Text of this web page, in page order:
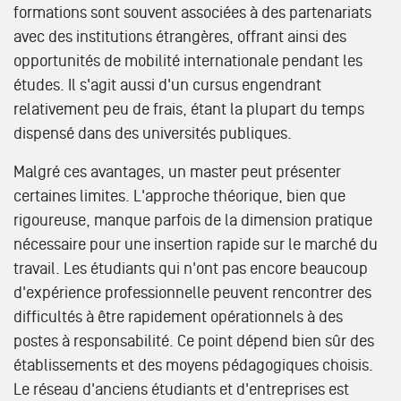
formations sont souvent associées à des partenariats
avec des institutions étrangères, offrant ainsi des
opportunités de mobilité internationale pendant les
études. Il s'agit aussi d'un cursus engendrant
relativement peu de frais, étant la plupart du temps
dispensé dans des universités publiques.
Malgré ces avantages, un master peut présenter
certaines limites. L'approche théorique, bien que
rigoureuse, manque parfois de la dimension pratique
nécessaire pour une insertion rapide sur le marché du
travail. Les étudiants qui n'ont pas encore beaucoup
d'expérience professionnelle peuvent rencontrer des
difficultés à être rapidement opérationnels à des
postes à responsabilité. Ce point dépend bien sûr des
établissements et des moyens pédagogiques choisis.
Le réseau d'anciens étudiants et d'entreprises est